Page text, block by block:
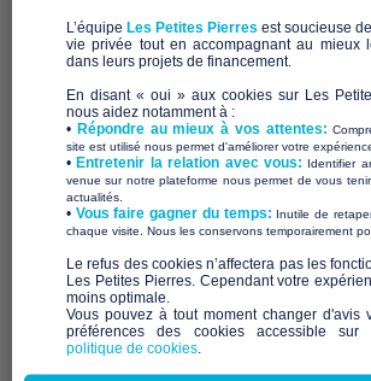
SOLIDARITÉ
BEAUJOLAIS
Qui sommes-nous ?
SOLIDARITÉ FEMMES BEAUJOLAIS est une
d’action sociale à but non-lucratif, qui
les violences faites aux femmes dans le
chaque personne puisse s’épanouir, en
société plus juste. Nous nous déplaçons
L’équipe Les Petites Pierres est soucieuse
vie privée tout en accompagnant au mieux
dans leurs projets de financement.
En disant « oui » aux cookies sur Les
nous aidez notamment à :
• Répondre au mieux à vos attentes:
site est utilisé nous permet d'améliorer votre
•Entretenir la relation avec vous: Identifier
venue sur notre plateforme nous permet de vous
actualités.
​• Vous faire gagner du temps: Inutile de
chaque visite. Nous les conservons temporairement
​Le refus des cookies n’affectera pas les
Les Petites Pierres. Cependant votre
moins optimale.​
Vous pouvez à tout moment changer d'avis
préférences des cookies accessible sur
politique de cookies